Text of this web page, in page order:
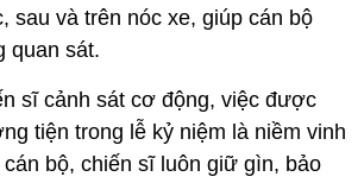
sau và trên nóc xe, giúp cán bộ
quan sát.
sĩ cảnh sát cơ động, việc được
tiện trong lễ kỷ niệm là niềm vinh
bộ, chiến sĩ luôn giữ gìn, bảo